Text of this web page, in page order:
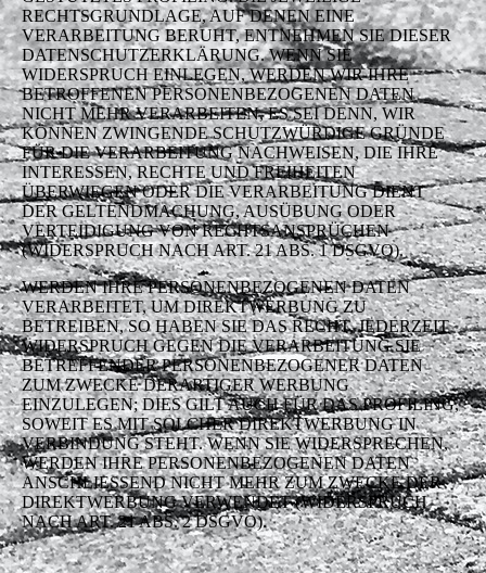
RECHTSGRUNDLAGE, AUF DENEN EINE
VERARBEITUNG BERUHT, ENTNEHMEN SIE DIESER
DATENSCHUTZERKLÄRUNG. WENN SIE
WIDERSPRUCH EINLEGEN, WERDEN WIR IHRE
BETROFFENEN PERSONENBEZOGENEN DATEN
NICHT MEHR VERARBEITEN, ES SEI DENN, WIR
KÖNNEN ZWINGENDE SCHUTZWÜRDIGE GRÜNDE
FÜR DIE VERARBEITUNG NACHWEISEN, DIE IHRE
INTERESSEN, RECHTE UND FREIHEITEN
ÜBERWIEGEN ODER DIE VERARBEITUNG DIENT
DER GELTENDMACHUNG, AUSÜBUNG ODER
VERTEIDIGUNG VON RECHTSANSPRÜCHEN
(WIDERSPRUCH NACH ART. 21 ABS. 1 DSGVO).
WERDEN IHRE PERSONENBEZOGENEN DATEN
VERARBEITET, UM DIREKTWERBUNG ZU
BETREIBEN, SO HABEN SIE DAS RECHT, JEDERZEIT
WIDERSPRUCH GEGEN DIE VERARBEITUNG SIE
BETREFFENDER PERSONENBEZOGENER DATEN
ZUM ZWECKE DERARTIGER WERBUNG
EINZULEGEN; DIES GILT AUCH FÜR DAS PROFILING,
SOWEIT ES MIT SOLCHER DIREKTWERBUNG IN
VERBINDUNG STEHT. WENN SIE WIDERSPRECHEN,
WERDEN IHRE PERSONENBEZOGENEN DATEN
ANSCHLIESSEND NICHT MEHR ZUM ZWECKE DER
DIREKTWERBUNG VERWENDET (WIDERSPRUCH
NACH ART. 21 ABS. 2 DSGVO).